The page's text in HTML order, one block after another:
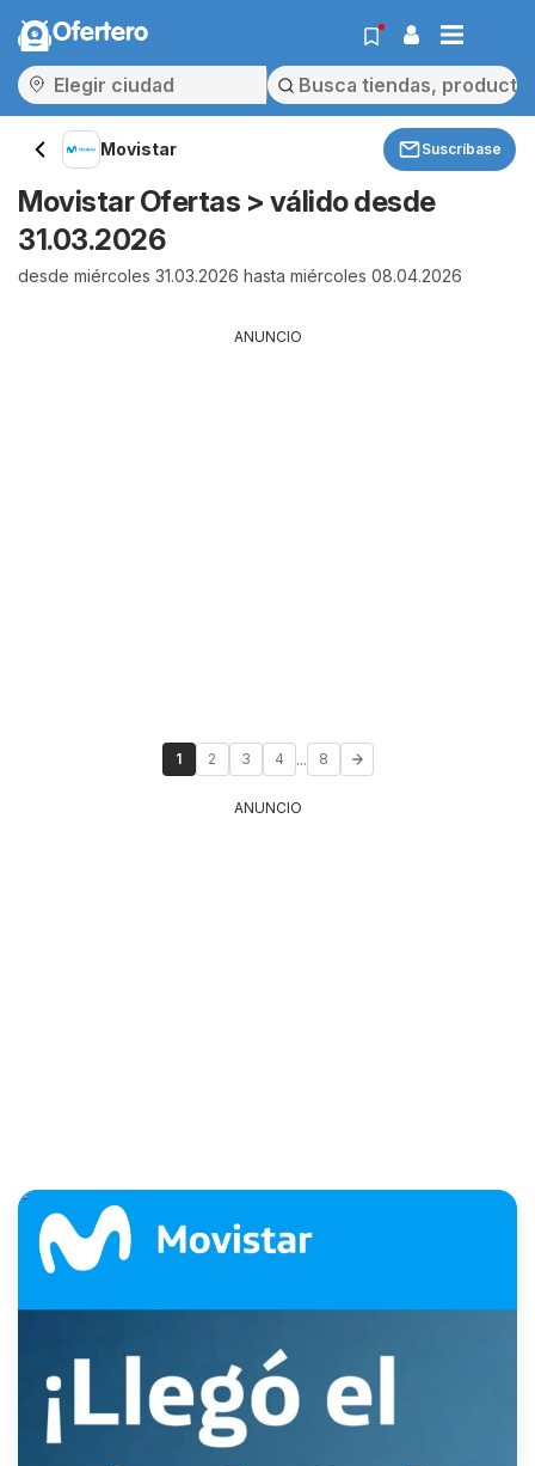
Ofertero
Movistar Suscríbase
Movistar Ofertas > válido desde
31.03.2026
desde miércoles 31.03.2026 hasta miércoles 08.04.2026
ANUNCIO
1 2 3 4 ... 8
ANUNCIO